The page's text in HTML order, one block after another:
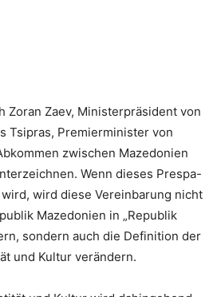
Zoran Zaev, Ministerpräsident von
Tsipras, Premierminister von
zwischen Mazedonien
Wenn dieses Prespa-
wird diese Vereinbarung nicht
Mazedonien in „Republik
sondern auch die Definition der
und Kultur verändern.